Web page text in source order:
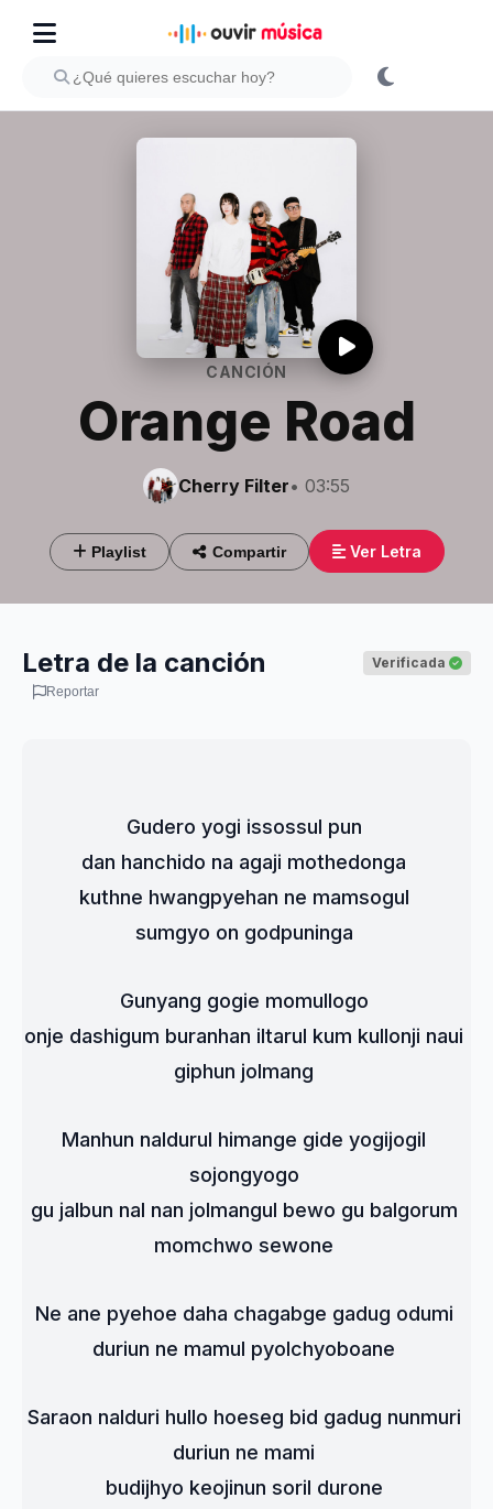
CANCIÓN
Orange Road
Cherry Filter• 03:55
Playlist Compartir Ver Letra
Letra de la canción Verificada
Reportar
Gudero yogi issossul pun
dan hanchido na agaji mothedonga
kuthne hwangpyehan ne mamsogul
sumgyo on godpuninga
Gunyang gogie momullogo
onje dashigum buranhan iltarul kum kullonji naui
giphun jolmang
Manhun naldurul himange gide yogijogil
sojongyogo
gu jalbun nal nan jolmangul bewo gu balgorum
momchwo sewone
Ne ane pyehoe daha chagabge gadug odumi
duriun ne mamul pyolchyoboane
Saraon nalduri hullo hoeseg bid gadug nunmuri
duriun ne mami
budijhyo keojinun soril durone